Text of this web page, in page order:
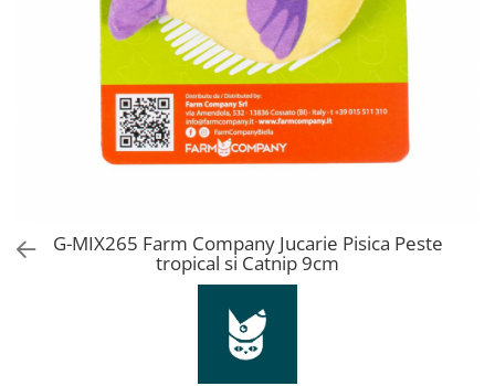
Hrana umeda
Recompense caini
Batoane branza Yak
Castroane si Dozatoare
G-MIX265 Farm Company Jucarie Pisica Peste
tropical si Catnip 9cm